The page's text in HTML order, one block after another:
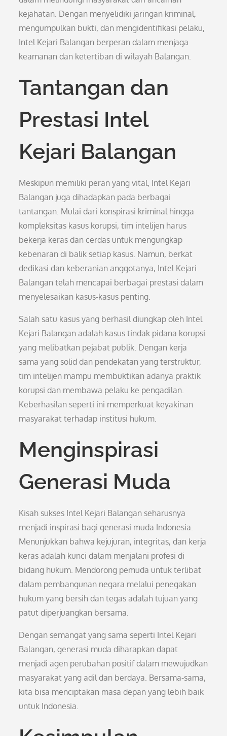
kejahatan. Dengan menyelidiki jaringan kriminal,
mengumpulkan bukti, dan mengidentifikasi pelaku,
Intel Kejari Balangan berperan dalam menjaga
keamanan dan ketertiban di wilayah Balangan.
Tantangan dan
Prestasi Intel
Kejari Balangan
Meskipun memiliki peran yang vital, Intel Kejari
Balangan juga dihadapkan pada berbagai
tantangan. Mulai dari konspirasi kriminal hingga
kompleksitas kasus korupsi, tim intelijen harus
bekerja keras dan cerdas untuk mengungkap
kebenaran di balik setiap kasus. Namun, berkat
dedikasi dan keberanian anggotanya, Intel Kejari
Balangan telah mencapai berbagai prestasi dalam
menyelesaikan kasus-kasus penting.
Salah satu kasus yang berhasil diungkap oleh Intel
Kejari Balangan adalah kasus tindak pidana korupsi
yang melibatkan pejabat publik. Dengan kerja
sama yang solid dan pendekatan yang terstruktur,
tim intelijen mampu membuktikan adanya praktik
korupsi dan membawa pelaku ke pengadilan.
Keberhasilan seperti ini memperkuat keyakinan
masyarakat terhadap institusi hukum.
Menginspirasi
Generasi Muda
Kisah sukses Intel Kejari Balangan seharusnya
menjadi inspirasi bagi generasi muda Indonesia.
Menunjukkan bahwa kejujuran, integritas, dan kerja
keras adalah kunci dalam menjalani profesi di
bidang hukum. Mendorong pemuda untuk terlibat
dalam pembangunan negara melalui penegakan
hukum yang bersih dan tegas adalah tujuan yang
patut diperjuangkan bersama.
Dengan semangat yang sama seperti Intel Kejari
Balangan, generasi muda diharapkan dapat
menjadi agen perubahan positif dalam mewujudkan
masyarakat yang adil dan berdaya. Bersama-sama,
kita bisa menciptakan masa depan yang lebih baik
untuk Indonesia.